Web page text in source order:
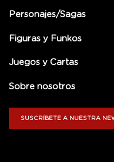
Personajes/Sagas
Figuras y Funkos
Juegos y Cartas
Sobre nosotros
SUSCRÍBETE A NUESTRA